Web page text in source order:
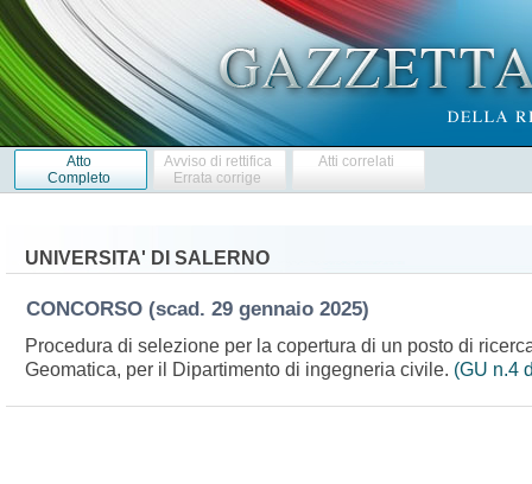
Atto
Completo
Avviso di rettifica
Errata corrige
Atti correlati
UNIVERSITA' DI SALERNO
CONCORSO (scad. 29 gennaio 2025)
Procedura di selezione per la copertura di un posto di
Geomatica, per il Dipartimento di ingegneria civile. (GU n.4